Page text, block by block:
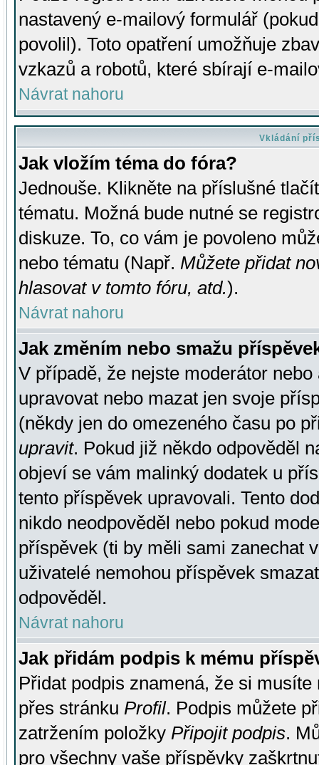
nastavený e-mailový formulář
povolil). Toto opatření umožňuje
vzkazů a robotů, které sbírají e-
Návrat nahoru
Vkládání
Jak vložím téma do fóra?
Jednouše. Klikněte na příslušné
tématu. Možná bude nutné se
diskuze. To, co vám je povoleno
nebo tématu (Např. Můžete přidat
hlasovat v tomto fóru, atd.).
Návrat nahoru
Jak změním nebo smažu
V případě, že nejste moderátor
upravovat nebo mazat jen svoje
(někdy jen do omezeného času po
upravit. Pokud již někdo odpověděl
objeví se vám malinký dodatek u
tento příspěvek upravovali. Tento
nikdo neodpověděl nebo pokud
příspěvek (ti by měli sami zanechat
uživatelé nemohou příspěvek
odpověděl.
Návrat nahoru
Jak přidám podpis k mému
Přidat podpis znamená, že si
přes stránku Profil. Podpis můžete
zatržením položky Připojit podpis.
pro všechny vaše příspěvky